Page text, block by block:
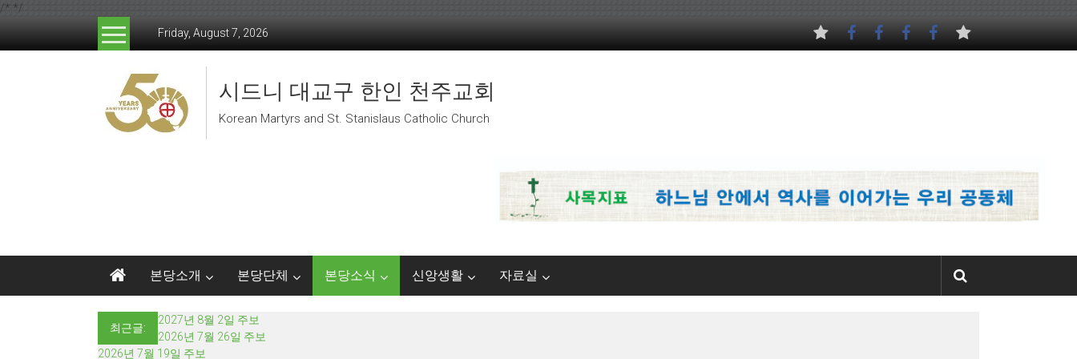
/* */
Friday, August 7, 2026
시드니 대교구 한인 천주교회
Korean Martyrs and St. Stanislaus Catholic Church
본당소개 본당단체 본당소식 신앙생활 자료실
최근글:
2027년 8월 2일 주보
2026년 7월 26일 주보
2026년 7월 19일 주보